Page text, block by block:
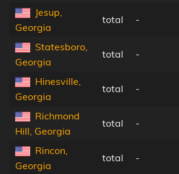
Jesup,
Georgia
total -
Statesboro,
Georgia
total -
Hinesville,
Georgia
total -
Richmond
Hill, Georgia
total -
Rincon,
Georgia
total -